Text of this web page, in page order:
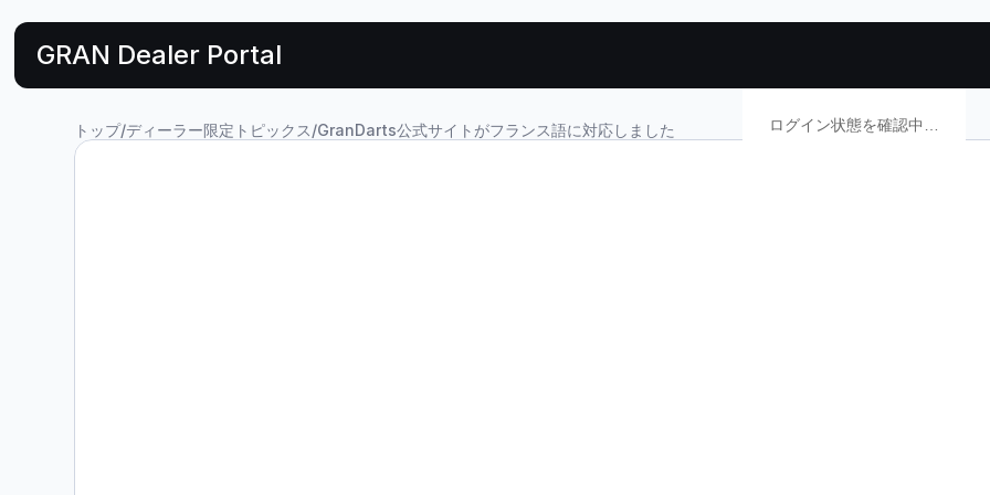
GRAN Dealer Portal
ログイン状態を確認中…
トップ/ディーラー限定トピックス/GranDarts公式サイトがフランス語に対応しました